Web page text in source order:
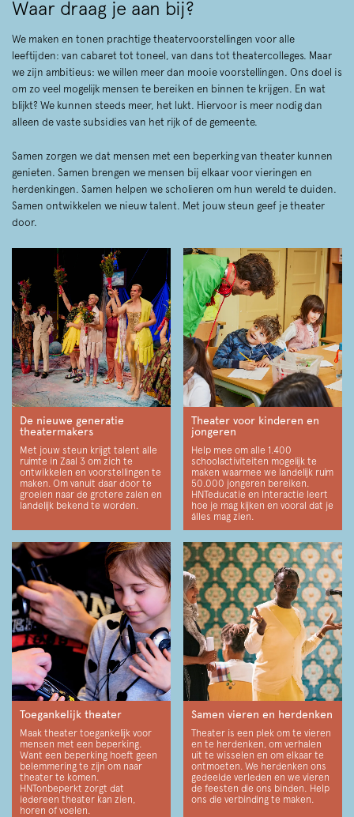
Waar draag je aan bij?
We maken en tonen prachtige theatervoorstellingen voor alle
leeftijden: van cabaret tot toneel, van dans tot theatercolleges. Maar
we zijn ambitieus: we willen meer dan mooie voorstellingen. Ons doel is
om zo veel mogelijk mensen te bereiken en binnen te krijgen. En wat
blijkt? We kunnen steeds meer, het lukt. Hiervoor is meer nodig dan
alleen de vaste subsidies van het rijk of de gemeente.
Samen zorgen we dat mensen met een beperking van theater kunnen
genieten. Samen brengen we mensen bij elkaar voor vieringen en
herdenkingen. Samen helpen we scholieren om hun wereld te duiden.
Samen ontwikkelen we nieuw talent. Met jouw steun geef je theater
door.
De nieuwe generatie
theatermakers
Met jouw steun krijgt talent alle
ruimte in Zaal 3 om zich te
ontwikkelen en voorstellingen te
maken. Om vanuit daar door te
groeien naar de grotere zalen en
landelijk bekend te worden.
Theater voor kinderen en
jongeren
Help mee om alle 1.400
schoolactiviteiten mogelijk te
maken waarmee we landelijk ruim
50.000 jongeren bereiken.
HNTeducatie en Interactie leert
hoe je mag kijken en vooral dat je
álles mag zien.
Toegankelijk theater
Maak theater toegankelijk voor
mensen met een beperking.
Want een beperking hoeft geen
belemmering te zijn om naar
theater te komen.
HNTonbeperkt zorgt dat
iedereen theater kan zien,
horen of voelen.
Samen vieren en herdenken
Theater is een plek om te vieren
en te herdenken, om verhalen
uit te wisselen en om elkaar te
ontmoeten. We herdenken ons
gedeelde verleden en we vieren
de feesten die ons binden. Help
ons die verbinding te maken.